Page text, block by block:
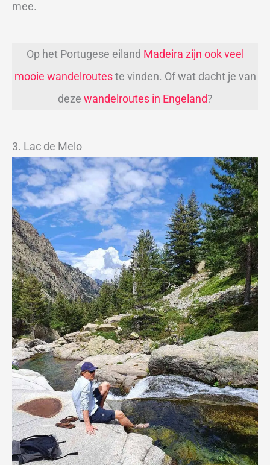
mee.
Op het Portugese eiland Madeira zijn ook veel
mooie wandelrouteste vinden. Of wat dacht je van
deze wandelroutes in Engeland?
3. Lac de Melo